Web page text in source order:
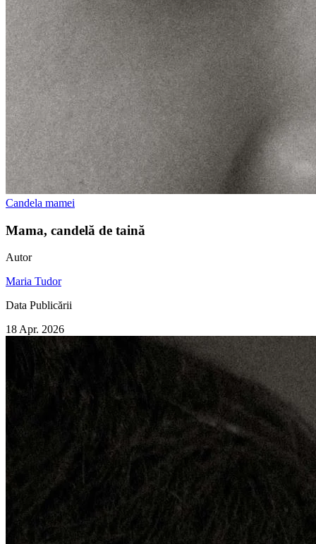
Candela mamei
Mama, candelă de taină
Autor
Maria Tudor
Data Publicării
18 Apr. 2026